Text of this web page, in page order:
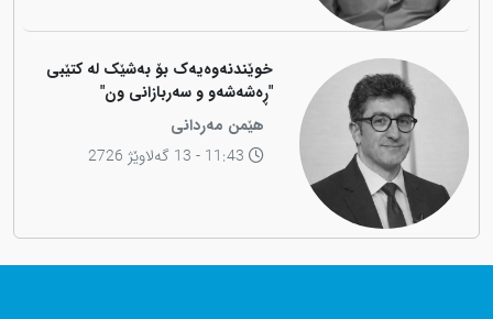
خوێندنەوەیەک بۆ بەشێک لە کتێبی
"ڕەشەشەو و سەربازانی ون"
هێمن مەردانی